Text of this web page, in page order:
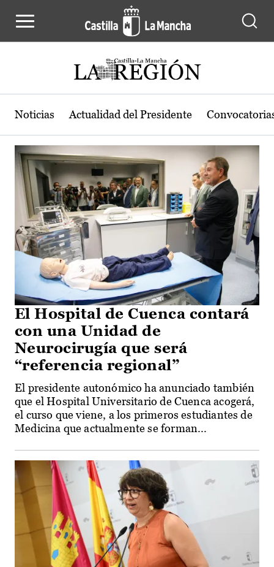
Actualidad de la región de Castilla-
Noticias Actualidad del Presidente
El Hospital de Cuenca contará
con una Unidad de
Neurocirugía que será
“referencia regional”
El presidente autonómico ha anunciado también
que el Hospital Universitario de Cuenca acogerá,
el curso que viene, a los primeros estudiantes de
Medicina que actualmente se forman...